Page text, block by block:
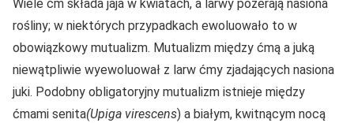
Wiele ćm składa jaja w kwiatach, a larwy pożerają nasiona
rośliny; w niektórych przypadkach ewoluowało to w
obowiązkowy mutualizm. Mutualizm między ćmą a juką
niewątpliwie wyewoluował z larw ćmy zjadających nasiona
juki. Podobny obligatoryjny mutualizm istnieje między
ćmami senita(Upiga virescens) a białym, kwitnącym nocą